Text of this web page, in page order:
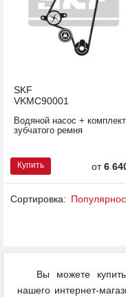
SKF
VKMC90001
Водяной насос + комплект
зубчатого ремня
Купить от6
Сортировка:
Вы можете
нашего интернет-